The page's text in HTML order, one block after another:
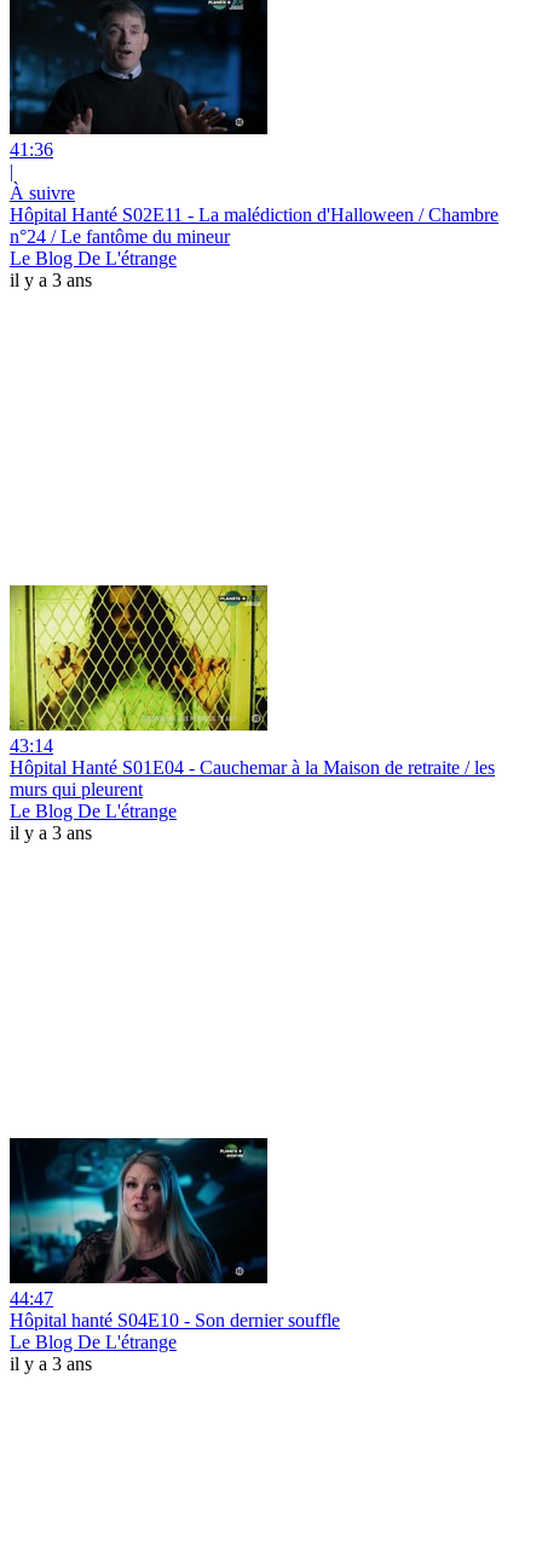
41:36
|
À suivre
Hôpital Hanté S02E11 - La malédiction d'Halloween / Chambre
n°24 / Le fantôme du mineur
Le Blog De L'étrange
il y a 3 ans
43:14
Hôpital Hanté S01E04 - Cauchemar à la Maison de retraite / les
murs qui pleurent
Le Blog De L'étrange
il y a 3 ans
44:47
Hôpital hanté S04E10 - Son dernier souffle
Le Blog De L'étrange
il y a 3 ans